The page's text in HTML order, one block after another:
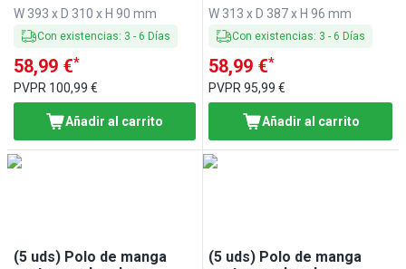
W 393 x D 310 x H 90 mm
Con existencias: 3 - 6 Días
58,99 €*
PVPR 100,99 €
Añadir al carrito
W 313 x D 387 x H 96 mm
Con existencias: 3 - 6 Días
58,99 €*
PVPR95,99 €
Añadir al carrito
(5 uds) Polo de manga
(5 uds) Polo de manga